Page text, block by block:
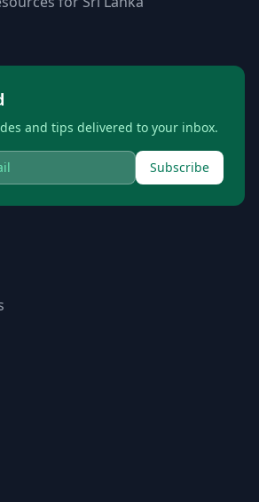
and tips delivered to your inbox.
Subscribe